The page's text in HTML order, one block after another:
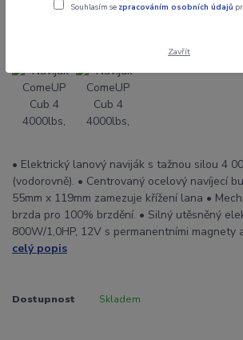
• Elektrický lanový naviják s tažnou silou 4
(vodorovně). • Centrovaný ocelový navíjecí
55mm x 119mm zamezuje křížení lana •
brzda pro 100% brzdění. • Silný utěsněný
800W/1,0HP, 12V s permanentními magnety
celý popis
Dostupnost Skladem
Souhlasím se zpracováním osobních údajů
Zavřít